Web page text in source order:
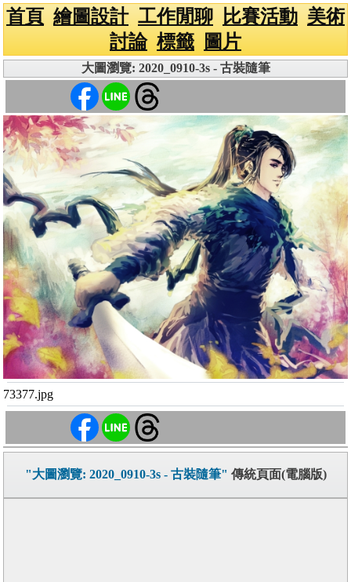
首頁 繪圖設計 工作閒聊 比賽活動 美術
討論 標籤 圖片
大圖瀏覽: 2020_0910-3s - 古裝隨筆
73377.jpg
"大圖瀏覽: 2020_0910-3s - 古裝隨筆" 傳統頁面(電腦版)